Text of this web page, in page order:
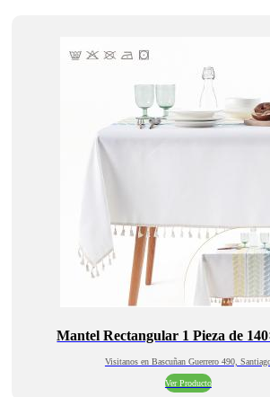
Mantel Rectangular 1 Pieza de
Visitanos en Bascuñan Guerrero 490,
Ver Producto